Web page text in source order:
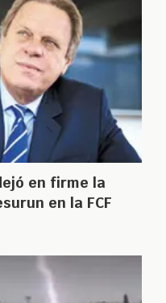
en firme la
en la FCF